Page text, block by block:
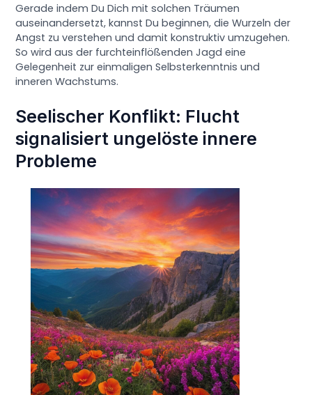
Gerade indem Du Dich mit solchen Träumen
auseinandersetzt, kannst Du beginnen, die Wurzeln der
Angst zu verstehen und damit konstruktiv umzugehen.
So wird aus der furchteinflößenden Jagd eine
Gelegenheit zur einmaligen Selbsterkenntnis und
inneren Wachstums.
Seelischer Konflikt: Flucht
signalisiert ungelöste innere
Probleme